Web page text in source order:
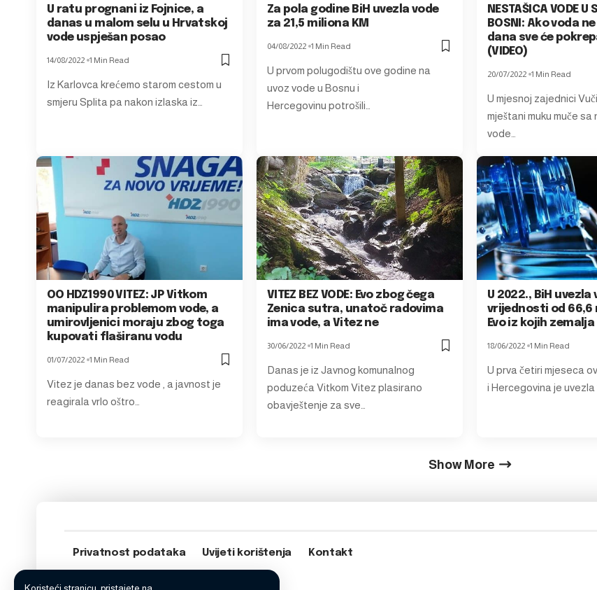
U ratu prognani iz Fojnice, a
danas u malom selu u Hrvatskoj
vode uspješan posao
14/08/2022 1 Min Read
Iz Karlovca krećemo starom cestom u
smjeru Splita pa nakon izlaska iz…
Za pola godine BiH uvezla vode
za 21,5 miliona KM
04/08/2022 1 Min Read
U prvom polugodištu ove godine na
uvoz vode u Bosnu i
Hercegovinu potrošili…
NESTAŠICA VODE U
BOSNI: Ako voda
dana sve će
(VIDEO)
20/07/2022 1 Min Read
U mjesnoj zajednici
mještani muku muče sa
vode…
OO HDZ1990 VITEZ: JP Vitkom
manipulira problemom vode, a
umirovljenici moraju zbog toga
kupovati flaširanu vodu
01/07/2022 1 Min Read
Vitez je danas bez vode , a javnost je
reagirala vrlo oštro…
VITEZ BEZ VODE: Evo zbog čega
Zenica sutra, unatoč radovima
ima vode, a Vitez ne
30/06/2022 1 Min Read
Danas je iz Javnog komunalnog
poduzeća Vitkom Vitez plasirano
obavještenje za sve…
U 2022., BiH uvezla
vrijednosti od 66,6
Evo iz kojih
18/06/2022 1 Min Read
U prva četiri mjeseca
i Hercegovina je uvezla
Show More
Privatnost podataka Uvijeti korištenja Kontakt